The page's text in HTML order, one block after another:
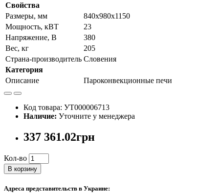
Свойства
Размеры, мм
840х980х1150
Мощность, кВТ
23
Напряжение, В
380
Вес, кг
205
Страна-производитель Словения
Категория
Описание
Пароконвекционные печи
Код товара: УТ000006713
Наличие: Уточните у менеджера
337 361.02грн
Кол-во
В корзину
Адреса представительств в Украине: